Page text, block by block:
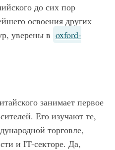
до сих пор
освоения других
уверены в oxford-
занимает первое
Его изучают те,
торговле,
и IT-секторе. Да,